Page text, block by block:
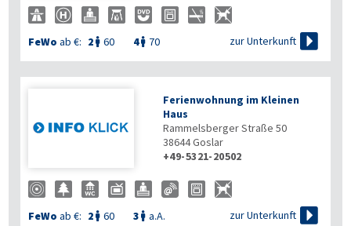
FeWo ab €: 2  60 4 70 zur Unterkunft 
Ferienwohnung im Kleinen
Haus
Rammelsberger Straße 50
38644Goslar
+49-5321-20502
FeWo ab €: 2  60 3  a.A. zur Unterkunft 